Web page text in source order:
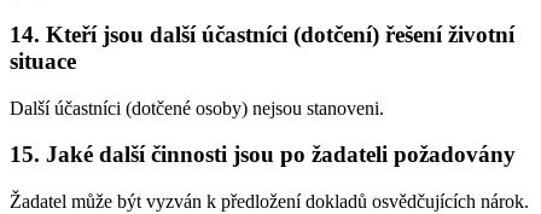
14. Kteří jsou další účastníci (dotčení) řešení životní
situace
Další účastníci (dotčené osoby) nejsou stanoveni.
15. Jaké další činnosti jsou po žadateli požadovány
Žadatel může být vyzván k předložení dokladů osvědčujících nárok.